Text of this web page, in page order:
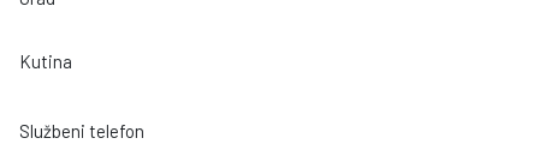
Kutina
Službeni telefon